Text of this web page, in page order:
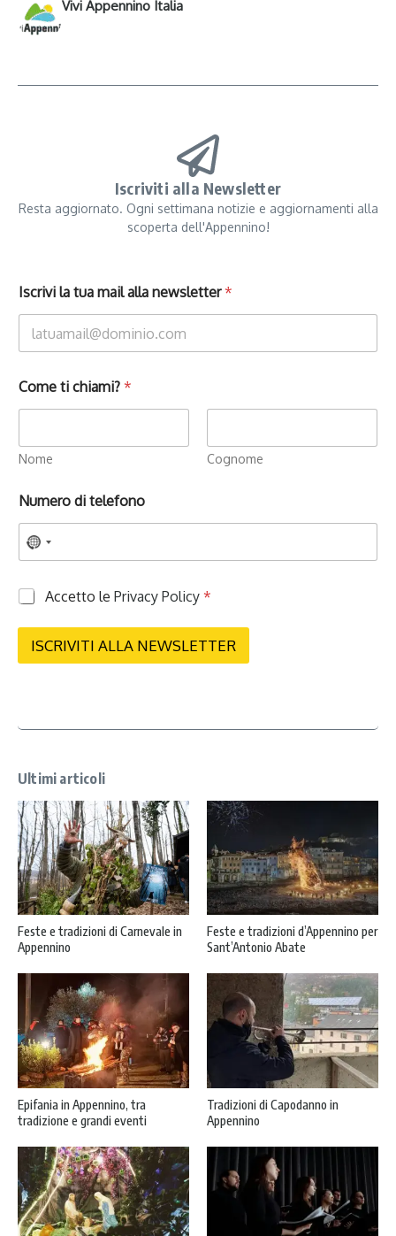
Vivi Appennino Italia
Iscriviti alla Newsletter
Resta aggiornato. Ogni settimana notizie e aggiornamenti alla
scoperta dell'Appennino!
Iscrivi la tua mail alla newsletter*
Come ti chiami? *
Nome Cognome
Numero di telefono
P
i
a
Accetto le Privacy Policy *
ISCRIVITI ALLA NEWSLETTER
Ultimi articoli
Feste e tradizioni di Carnevale in
Appennino
Feste e tradizioni d’Appennino per
Sant’Antonio Abate
Epifania in Appennino, tra
tradizione e grandi eventi
Tradizioni di Capodanno in
Appennino